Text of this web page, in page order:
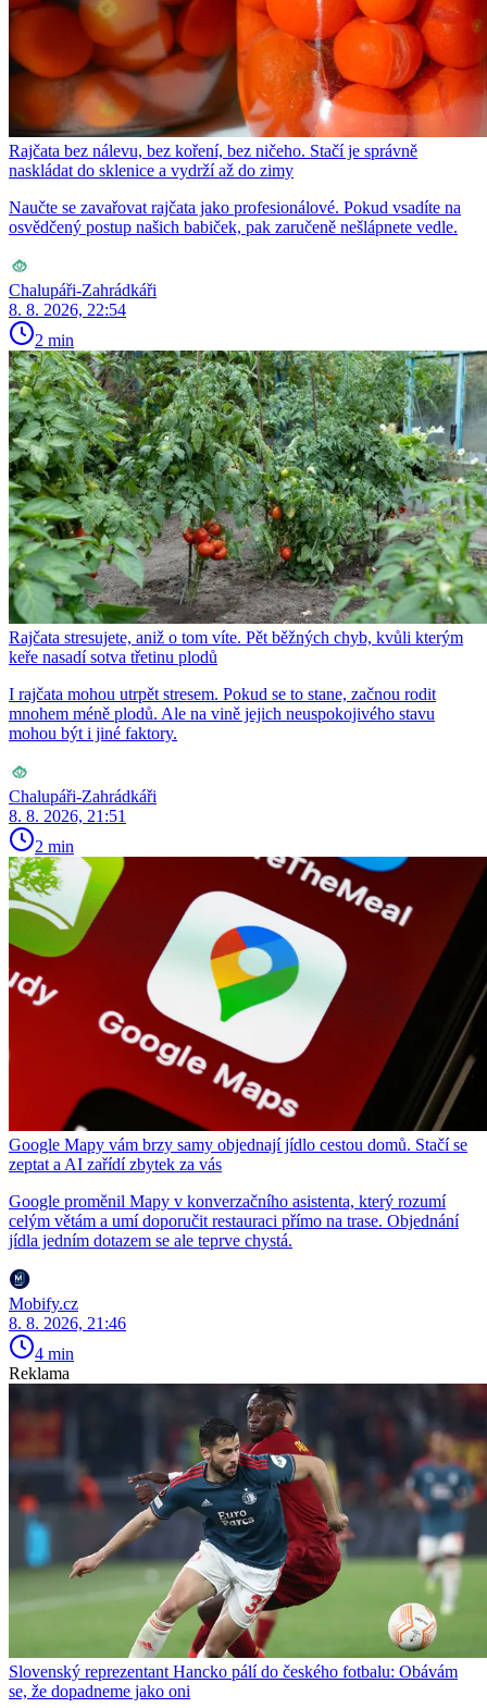
Rajčata bez nálevu, bez koření, bez ničeho. Stačí je správně
naskládat do sklenice a vydrží až do zimy
Naučte se zavařovat rajčata jako profesionálové. Pokud vsadíte na
osvědčený postup našich babiček, pak zaručeně nešlápnete vedle.
Chalupáři-Zahrádkáři
8. 8. 2026, 22:54
2 min
Rajčata stresujete, aniž o tom víte. Pět běžných chyb, kvůli kterým
keře nasadí sotva třetinu plodů
I rajčata mohou utrpět stresem. Pokud se to stane, začnou rodit
mnohem méně plodů. Ale na vině jejich neuspokojivého stavu
mohou být i jiné faktory.
Chalupáři-Zahrádkáři
8. 8. 2026, 21:51
2 min
Google Mapy vám brzy samy objednají jídlo cestou domů. Stačí se
zeptat a AI zařídí zbytek za vás
Google proměnil Mapy v konverzačního asistenta, který rozumí
celým větám a umí doporučit restauraci přímo na trase. Objednání
jídla jedním dotazem se ale teprve chystá.
Mobify.cz
8. 8. 2026, 21:46
4 min
Reklama
Slovenský reprezentant Hancko pálí do českého fotbalu: Obávám
se, že dopadneme jako oni